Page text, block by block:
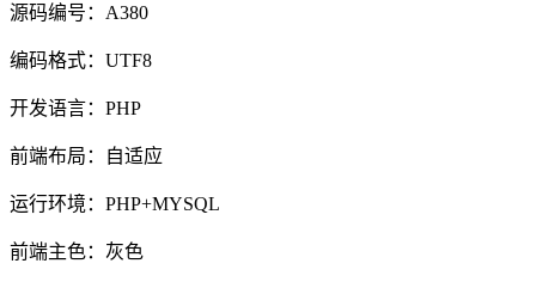
源码编号：A380
编码格式：UTF8
开发语言：PHP
前端布局：自适应
运行环境：PHP+MYSQL
前端主色：灰色